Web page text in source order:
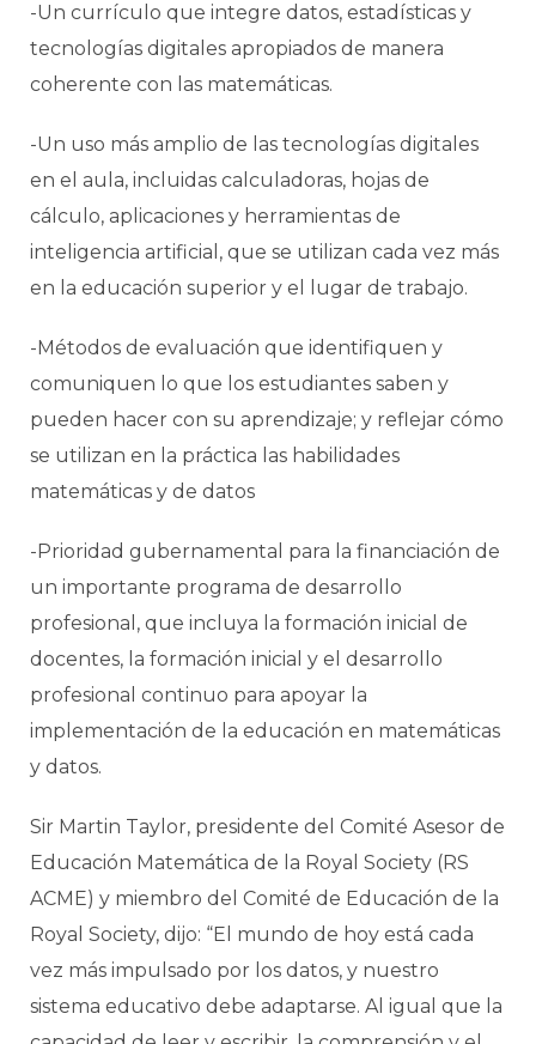
-Un currículo que integre datos, estadísticas y
tecnologías digitales apropiados de manera
coherente con las matemáticas.
-Un uso más amplio de las tecnologías digitales
en el aula, incluidas calculadoras, hojas de
cálculo, aplicaciones y herramientas de
inteligencia artificial, que se utilizan cada vez más
en la educación superior y el lugar de trabajo.
-Métodos de evaluación que identifiquen y
comuniquen lo que los estudiantes saben y
pueden hacer con su aprendizaje; y reflejar cómo
se utilizan en la práctica las habilidades
matemáticas y de datos
-Prioridad gubernamental para la financiación de
un importante programa de desarrollo
profesional, que incluya la formación inicial de
docentes, la formación inicial y el desarrollo
profesional continuo para apoyar la
implementación de la educación en matemáticas
y datos.
Sir Martin Taylor, presidente del Comité Asesor de
Educación Matemática de la Royal Society (RS
ACME) y miembro del Comité de Educación de la
Royal Society, dijo: “El mundo de hoy está cada
vez más impulsado por los datos, y nuestro
sistema educativo debe adaptarse. Al igual que la